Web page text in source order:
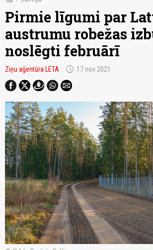
Pirmie līgumi par
austrumu robežas
noslēgti februārī
Ziņu aģentūra LETA schedule 17.nov 2021